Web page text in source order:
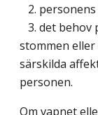
2.
3. det behov
stommen
särskilda
personen.
Om vapnet